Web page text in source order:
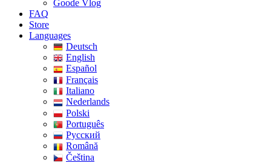
Goode Vlog
FAQ
Store
Languages
Deutsch
English
Español
Français
Italiano
Nederlands
Polski
Português
Pусский
Română
Čeština